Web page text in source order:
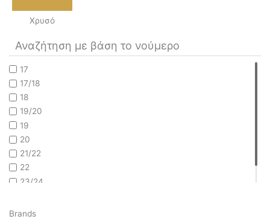
Χρυσό
Αναζήτηση με βάση το νούμερο
17
17/18
18
19/20
19
20
21/22
22
23/24
Brands